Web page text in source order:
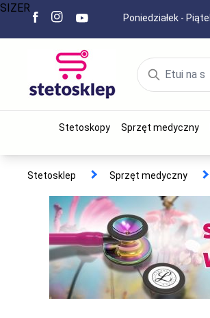
Poniedziałek -
Stetoskopy Sprzęt medyczny
Stetosklep Sprzęt medyczny
SIZER